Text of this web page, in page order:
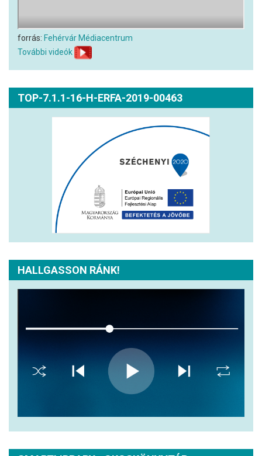
forrás: Fehérvár Médiacentrum
További videók
TOP-7.1.1-16-H-ERFA-2019-00463
HALLGASSON RÁNK!